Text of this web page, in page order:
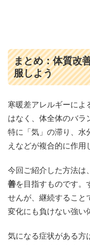
まとめ：体質改
服しよう
寒暖差アレルギーによ
はなく、体全体のバラ
特に「気」の滞り、水
えなどが複合的に作用
今回ご紹介した方法は
善を目指すものです。
せんが、継続すること
変化にも負けない強い
気になる症状がある方